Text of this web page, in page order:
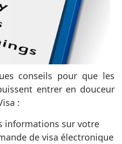
conseils pour que les
entrer en douceur
:
informations sur votre
de visa électronique